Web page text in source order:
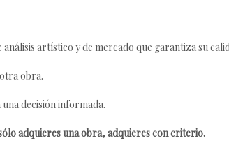
análisis artístico y de mercado que garantiza su
obra.
decisión informada.
adquieres una obra, adquieres con criterio.